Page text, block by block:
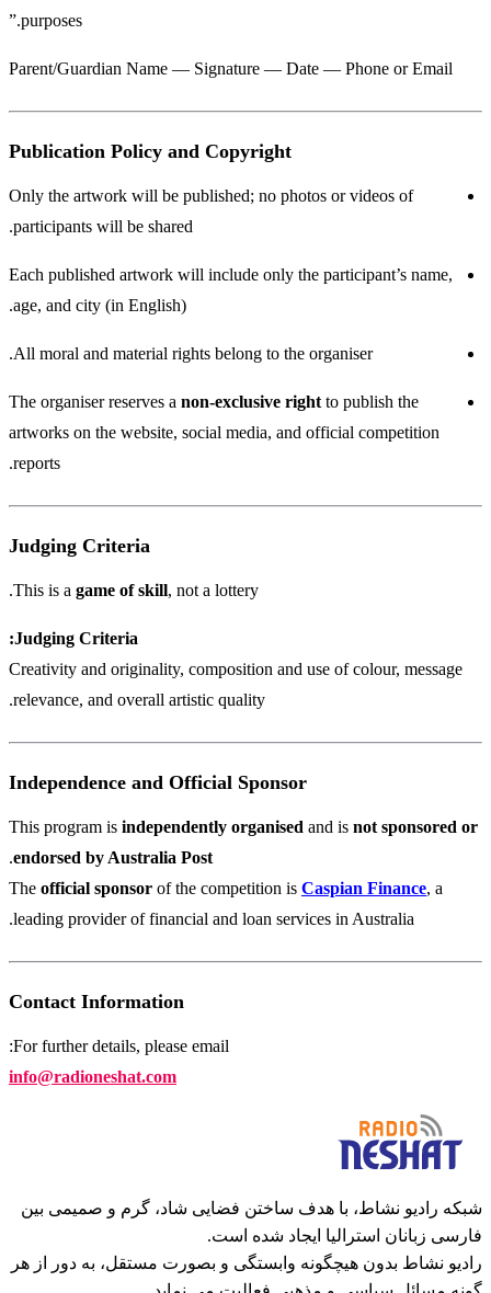
purposes.”
Parent/Guardian Name — Signature — Date — Phone or Email
Publication Policy and Copyright
Only the artwork will be published; no photos or videos of
participants will be shared.
Each published artwork will include only the participant’s name,
age, and city (in English).
All moral and material rights belong to the organiser.
The organiser reserves a non-exclusive right to publish the
artworks on the website, social media, and official competition
reports.
Judging Criteria
This is a game of skill, not a lottery.
Judging Criteria:
Creativity and originality, composition and use of colour, message
relevance, and overall artistic quality.
Independence and Official Sponsor
This program is independently organised and is not sponsored or
endorsed by Australia Post
.
The official sponsor of the competition is Caspian Finance, a
leading provider of financial and loan services in Australia.
Contact Information
For further details, please email:
info@radioneshat.com
شبکه رادیو نشاط، با هدف ساختن فضایی شاد، گرم و صمیمی بین
فارسی زبانان استرالیا ایجاد شده است.
رادیو نشاط بدون هیچگونه وابستگی و بصورت مستقل، به دور از هر